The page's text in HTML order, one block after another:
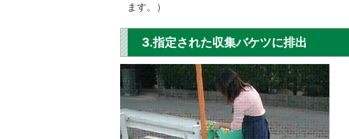
ます。）
3.指定された収集バケツに排出